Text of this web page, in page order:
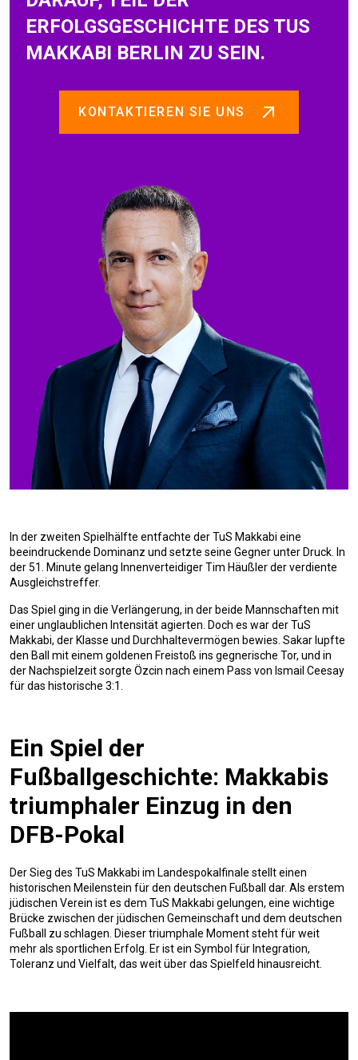
ERFOLGSGESCHICHTE DES TUS
MAKKABI BERLIN ZU SEIN.
KONTAKTIEREN SIE UNS
In der zweiten Spielhälfte entfachte der TuS Makkabi eine
beeindruckende Dominanz und setzte seine Gegner unter Druck. In
der 51. Minute gelang Innenverteidiger Tim Häußler der verdiente
Ausgleichstreffer.
Das Spiel ging in die Verlängerung, in der beide Mannschaften mit
einer unglaublichen Intensität agierten. Doch es war der TuS
Makkabi, der Klasse und Durchhaltevermögen bewies. Sakar lupfte
den Ball mit einem goldenen Freistoß ins gegnerische Tor, und in
der Nachspielzeit sorgte Özcin nach einem Pass von Ismail Ceesay
für das historische 3:1.
Ein Spiel der
Fußballgeschichte: Makkabis
triumphaler Einzug in den
DFB-Pokal
Der Sieg des TuS Makkabi im Landespokalfinale stellt einen
historischen Meilenstein für den deutschen Fußball dar. Als erstem
jüdischen Verein ist es dem TuS Makkabi gelungen, eine wichtige
Brücke zwischen der jüdischen Gemeinschaft und dem deutschen
Fußball zu schlagen. Dieser triumphale Moment steht für weit
mehr als sportlichen Erfolg. Er ist ein Symbol für Integration,
Toleranz und Vielfalt, das weit über das Spielfeld hinausreicht.